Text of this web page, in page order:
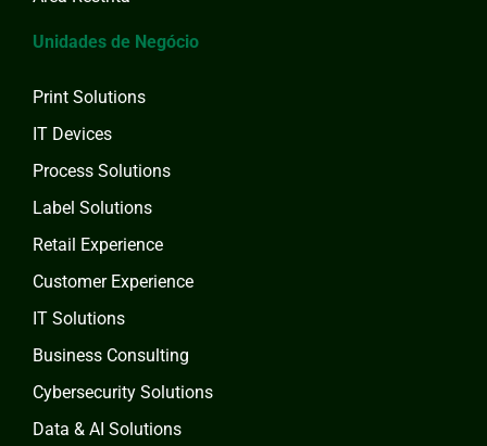
Unidades de Negócio
Print Solutions
IT Devices
Process Solutions
Label Solutions
Retail Experience
Customer Experience
IT Solutions
Business Consulting
Cybersecurity Solutions
Data & AI Solutions